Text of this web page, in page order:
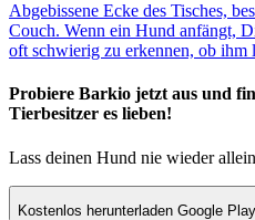
Abgebissene Ecke des Tisches,
Couch. Wenn ein Hund anfängt,
oft schwierig zu erkennen, ob ihm
Probiere Barkio jetzt aus und
Tierbesitzer es lieben!
Lass deinen Hund nie wieder
Kostenlos herunterladen Google Play